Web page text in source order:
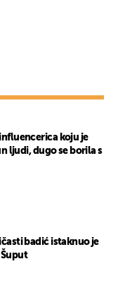
koju je
ljudi, dugo se borila s
badić istaknuo je